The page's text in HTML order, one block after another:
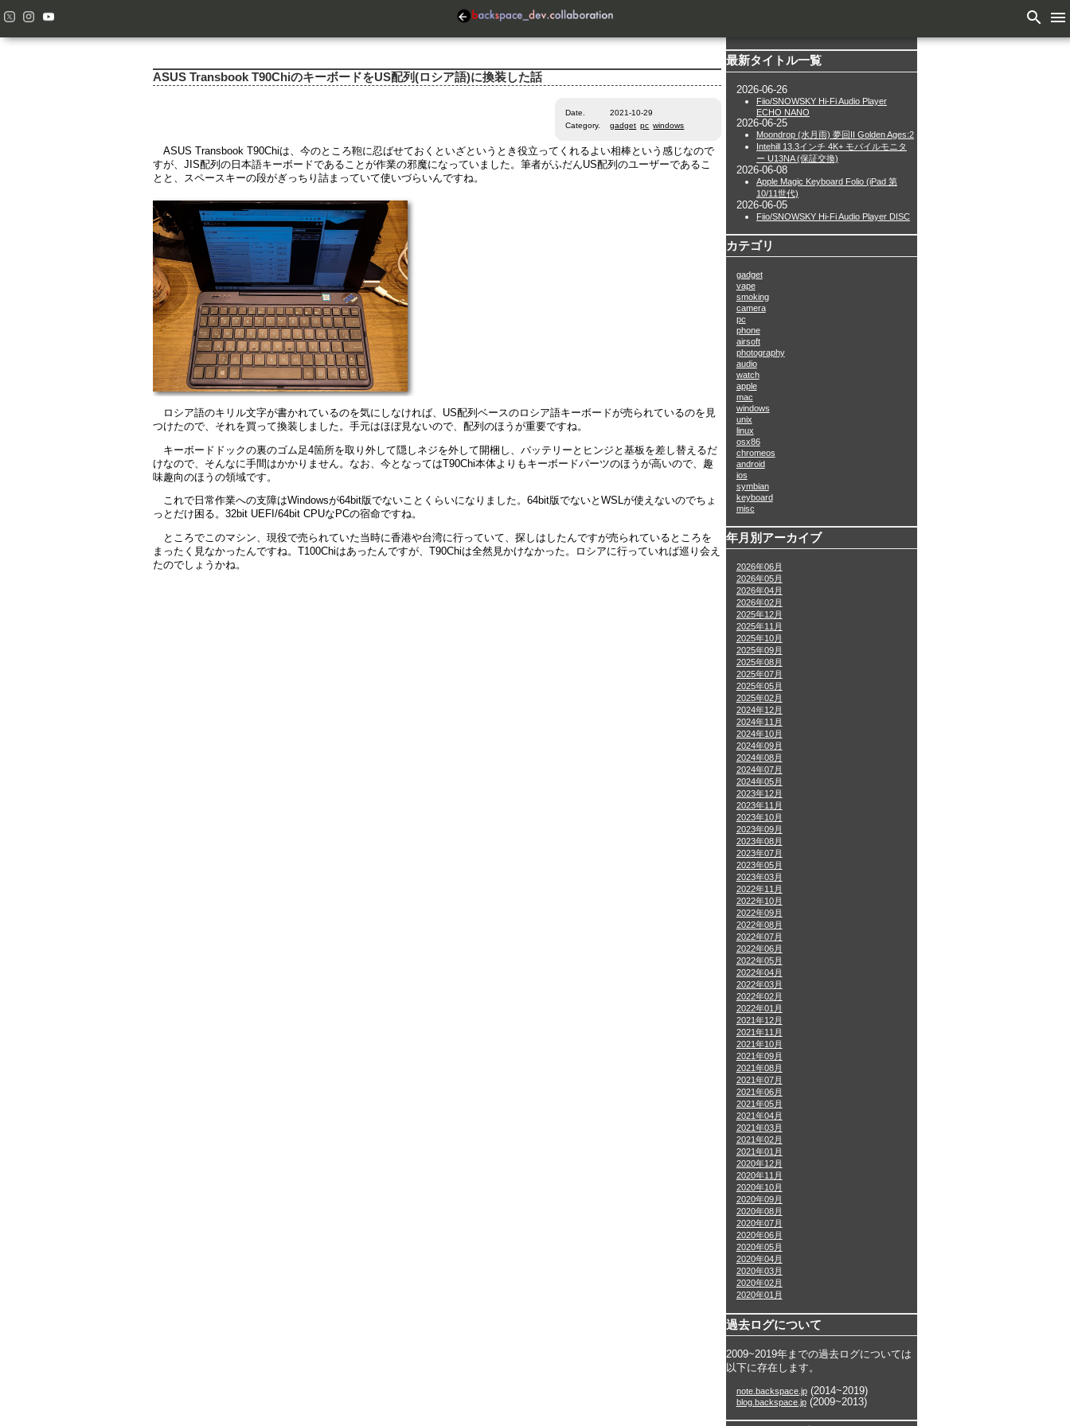
search menu
ASUS Transbook T90ChiのキーボードをUS配列(ロシア語)に換装した話
Date.
2021-10-29
Category.
gadget pc windows
ASUS Transbook T90Chiは、今のところ鞄に忍ばせておくといざというとき役立ってくれるよい相棒という感じなので
すが、JIS配列の日本語キーボードであることが作業の邪魔になっていました。筆者がふだんUS配列のユーザーであるこ
とと、スペースキーの段がぎっちり詰まっていて使いづらいんですね。
ロシア語のキリル文字が書かれているのを気にしなければ、US配列ベースのロシア語キーボードが売られているのを見
つけたので、それを買って換装しました。手元はほぼ見ないので、配列のほうが重要ですね。
キーボードドックの裏のゴム足4箇所を取り外して隠しネジを外して開梱し、バッテリーとヒンジと基板を差し替えるだ
けなので、そんなに手間はかかりません。なお、今となってはT90Chi本体よりもキーボードパーツのほうが高いので、趣
味趣向のほうの領域です。
これで日常作業への支障はWindowsが64bit版でないことくらいになりました。64bit版でないとWSLが使えないのでちょ
っとだけ困る。32bit UEFI/64bit CPUなPCの宿命ですね。
ところでこのマシン、現役で売られていた当時に香港や台湾に行っていて、探しはしたんですが売られているところを
まったく見なかったんですね。T100Chiはあったんですが、T90Chiは全然見かけなかった。ロシアに行っていれば巡り会え
たのでしょうかね。
最新タイトル一覧
2026-06-26
Fiio/SNOWSKY Hi-Fi Audio Player
ECHO NANO
2026-06-25
Moondrop (水月雨) 夢回II Golden Ages:2
Intehill 13.3インチ 4K+ モバイルモニタ
ー U13NA (保証交換)
2026-06-08
Apple Magic Keyboard Folio (iPad 第
10/11世代)
2026-06-05
Fiio/SNOWSKY Hi-Fi Audio Player DISC
カテゴリ
gadget
vape
smoking
camera
pc
phone
airsoft
photography
audio
watch
apple
mac
windows
unix
linux
osx86
chromeos
android
ios
symbian
keyboard
misc
年月別アーカイブ
2026年06月
2026年05月
2026年04月
2026年02月
2025年12月
2025年11月
2025年10月
2025年09月
2025年08月
2025年07月
2025年05月
2025年02月
2024年12月
2024年11月
2024年10月
2024年09月
2024年08月
2024年07月
2024年05月
2023年12月
2023年11月
2023年10月
2023年09月
2023年08月
2023年07月
2023年05月
2023年03月
2022年11月
2022年10月
2022年09月
2022年08月
2022年07月
2022年06月
2022年05月
2022年04月
2022年03月
2022年02月
2022年01月
2021年12月
2021年11月
2021年10月
2021年09月
2021年08月
2021年07月
2021年06月
2021年05月
2021年04月
2021年03月
2021年02月
2021年01月
2020年12月
2020年11月
2020年10月
2020年09月
2020年08月
2020年07月
2020年06月
2020年05月
2020年04月
2020年03月
2020年02月
2020年01月
過去ログについて
2009~2019年までの過去ログについては
以下に存在します。
note.backspace.jp(2014~2019)
blog.backspace.jp(2009~2013)